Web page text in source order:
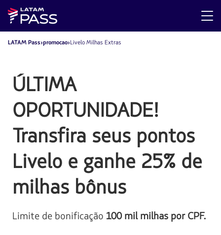
LATAM Pass promocao Livelo Milhas Extras
ÚLTIMA
OPORTUNIDADE!
Transfira seus pontos
Livelo e ganhe 25% de
milhas bônus
Limite de bonificação 100 mil milhas por CPF.